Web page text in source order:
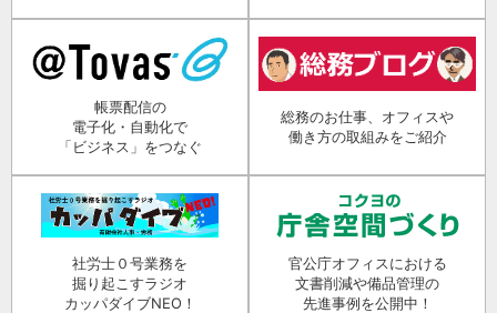
帳票配信の
電子化・自動化で
「ビジネス」をつなぐ
総務のお仕事、オフィスや
働き方の取組みをご紹介
社労士０号業務を
掘り起こすラジオ
カッパダイブNEO！
官公庁オフィスにおける
文書削減や備品管理の
先進事例を公開中！